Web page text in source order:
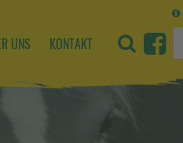
UNS KONTAKT